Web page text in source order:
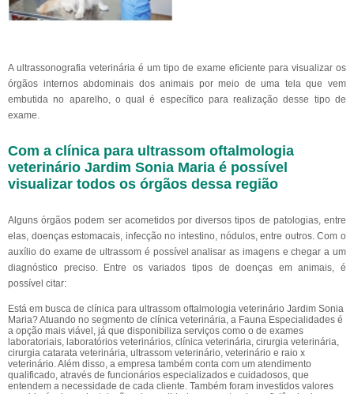
A ultrassonografia veterinária é um tipo de exame eficiente para visualizar os
órgãos internos abdominais dos animais por meio de uma tela que vem
embutida no aparelho, o qual é específico para realização desse tipo de
exame.
Com a clínica para ultrassom oftalmologia
veterinário Jardim Sonia Maria é possível
visualizar todos os órgãos dessa região
Alguns órgãos podem ser acometidos por diversos tipos de patologias, entre
elas, doenças estomacais, infecção no intestino, nódulos, entre outros. Com o
auxílio do exame de ultrassom é possível analisar as imagens e chegar a um
diagnóstico preciso. Entre os variados tipos de doenças em animais, é
possível citar:
Está em busca de clínica para ultrassom oftalmologia veterinário Jardim Sonia
Maria? Atuando no segmento de clínica veterinária, a Fauna Especialidades é
a opção mais viável, já que disponibiliza serviços como o de exames
laboratoriais, laboratórios veterinários, clínica veterinária, cirurgia veterinária,
cirurgia catarata veterinária, ultrassom veterinário, veterinário e raio x
veterinário. Além disso, a empresa também conta com um atendimento
qualificado, através de funcionários especializados e cuidadosos, que
entendem a necessidade de cada cliente. Também foram investidos valores